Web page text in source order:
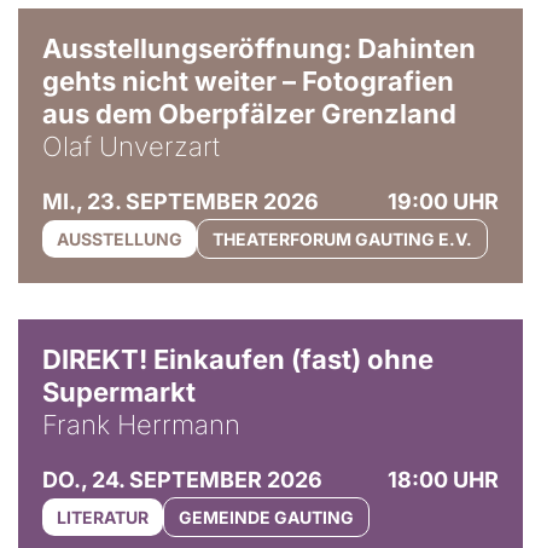
Ausstellungseröffnung: Dahinten
gehts nicht weiter – Fotografien
aus dem Oberpfälzer Grenzland
Olaf Unverzart
MI., 23. SEPTEMBER 2026 19:00 UHR
AUSSTELLUNG THEATERFORUM GAUTING E.V.
DIREKT! Einkaufen (fast) ohne
Supermarkt
Frank Herrmann
DO., 24. SEPTEMBER 2026 18:00 UHR
LITERATUR GEMEINDE GAUTING